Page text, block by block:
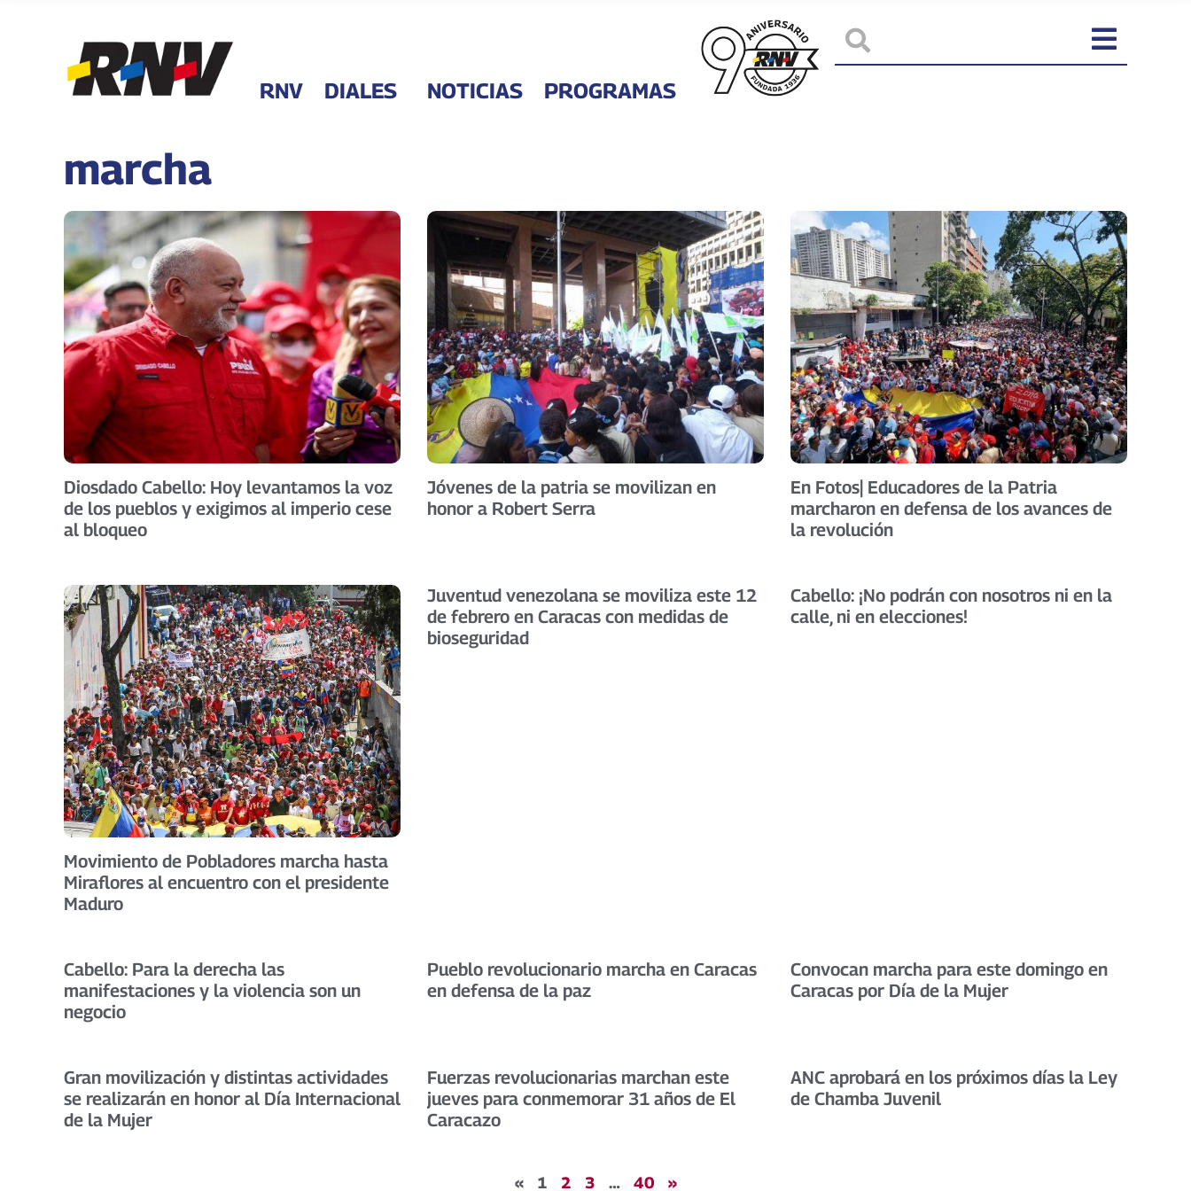
RNV DIALES NOTICIAS PROGRAMAS
marcha
Diosdado Cabello: Hoy levantamos la voz
de los pueblos y exigimos al imperio cese
al bloqueo
Jóvenes de la patria se movilizan en
honor a Robert Serra
En Fotos| Educadores de la Patria
marcharon en defensa de los avances de
la revolución
Movimiento de Pobladores marcha hasta
Miraflores al encuentro con el presidente
Maduro
Juventud venezolana se moviliza este 12
de febrero en Caracas con medidas de
bioseguridad
Cabello: ¡No podrán con nosotros ni en la
calle, ni en elecciones!
Cabello: Para la derecha las
manifestaciones y la violencia son un
negocio
Pueblo revolucionario marcha en Caracas
en defensa de la paz
Convocan marcha para este domingo en
Caracas por Día de la Mujer
Gran movilización y distintas actividades
se realizarán en honor al Día Internacional
de la Mujer
Fuerzas revolucionarias marchan este
jueves para conmemorar 31 años de El
Caracazo
ANC aprobará en los próximos días la Ley
de Chamba Juvenil
« 1 2 3 … 40 »